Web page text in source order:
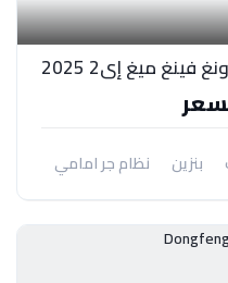
فينغ ميغ إي2 2025
بنزين نظام جر امامي